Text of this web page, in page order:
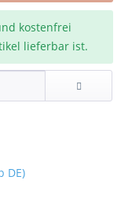
kostenfrei
lieferbar ist.
DE)